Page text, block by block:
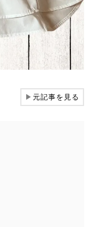
▶元記事を見る